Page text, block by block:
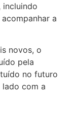
incluindo
a
novos, o
pela
no futuro
com a